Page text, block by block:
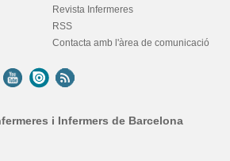
Revista Infermeres
RSS
Contacta amb l'àrea de comunicació
i Infermers de Barcelona